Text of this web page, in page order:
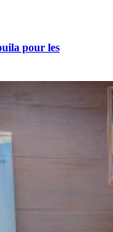
pour les